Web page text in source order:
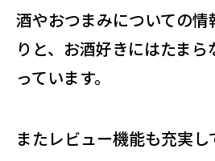
酒やおつまみについての情
りと、お酒好きにはたま
っています。
またレビュー機能も充実し